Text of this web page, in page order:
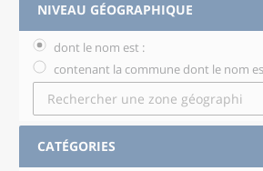
NIVEAU GÉOGRAPHIQUE
dont le nom est :
contenant la commune dont le nom
CATÉGORIES